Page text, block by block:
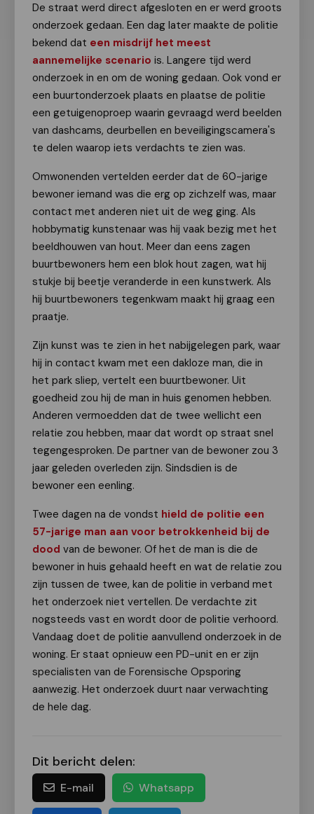
De straat werd direct afgesloten en er werd groots
onderzoek gedaan. Een dag later maakte de politie
bekend dat een misdrijf het meest
aannemelijke scenario is. Langere tijd werd
onderzoek in en om de woning gedaan. Ook vond er
een buurtonderzoek plaats en plaatse de politie
een getuigenoproep waarin gevraagd werd beelden
van dashcams, deurbellen en beveiligingscamera's
te delen waarop iets verdachts te zien was.
Omwonenden vertelden eerder dat de 60-jarige
bewoner iemand was die erg op zichzelf was, maar
contact met anderen niet uit de weg ging. Als
hobbymatig kunstenaar was hij vaak bezig met het
beeldhouwen van hout. Meer dan eens zagen
buurtbewoners hem een blok hout zagen, wat hij
stukje bij beetje veranderde in een kunstwerk. Als
hij buurtbewoners tegenkwam maakt hij graag een
praatje.
Zijn kunst was te zien in het nabijgelegen park, waar
hij in contact kwam met een dakloze man, die in
het park sliep, vertelt een buurtbewoner. Uit
goedheid zou hij de man in huis genomen hebben.
Anderen vermoedden dat de twee wellicht een
relatie zou hebben, maar dat wordt op straat snel
tegengesproken. De partner van de bewoner zou 3
jaar geleden overleden zijn. Sindsdien is de
bewoner een eenling.
Twee dagen na de vondst hield de politie een
57-jarige man aan voor betrokkenheid bij de
dood van de bewoner. Of het de man is die de
bewoner in huis gehaald heeft en wat de relatie zou
zijn tussen de twee, kan de politie in verband met
het onderzoek niet vertellen. De verdachte zit
nogsteeds vast en wordt door de politie verhoord.
Vandaag doet de politie aanvullend onderzoek in de
woning. Er staat opnieuw een PD-unit en er zijn
specialisten van de Forensische Opsporing
aanwezig. Het onderzoek duurt naar verwachting
de hele dag.
Dit bericht delen:
E-mail Whatsapp